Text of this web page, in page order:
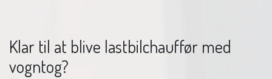
Klar til at blive lastbilchauffør med
vogntog?